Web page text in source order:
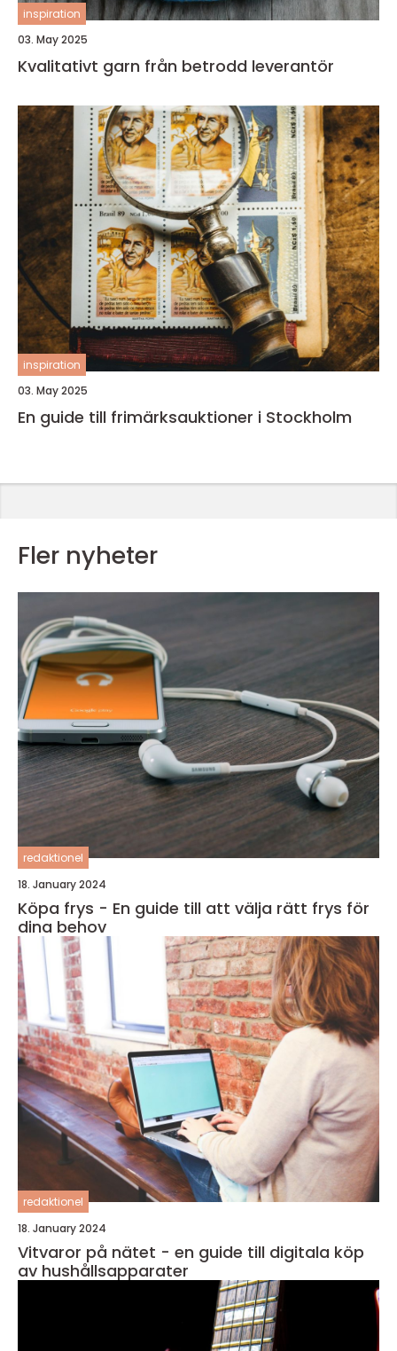
inspiration
03. May 2025
Kvalitativt garn från betrodd leverantör
inspiration
03. May 2025
En guide till frimärksauktioner i Stockholm
Fler nyheter
redaktionel
18. January 2024
Köpa frys - En guide till att välja rätt frys för
dina behov
redaktionel
18. January 2024
Vitvaror på nätet - en guide till digitala köp
av hushållsapparater